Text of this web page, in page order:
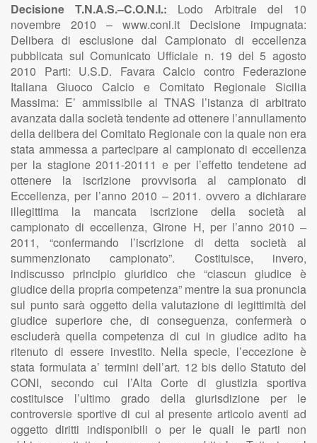
Decisione T.N.A.S.–C.O.N.I.: Lodo Arbitrale del 10
novembre 2010 – www.coni.it Decisione impugnata:
Delibera di esclusione dal Campionato di eccellenza
pubblicata sul Comunicato Ufficiale n. 19 del 5 agosto
2010 Parti: U.S.D. Favara Calcio contro Federazione
Italiana Giuoco Calcio e Comitato Regionale Sicilia
Massima: E’ ammissibile al TNAS l’istanza di arbitrato
avanzata dalla società tendente ad ottenere l’annullamento
della delibera del Comitato Regionale con la quale non era
stata ammessa a partecipare al campionato di eccellenza
per la stagione 2011-20111 e per l’effetto tendetene ad
ottenere la iscrizione provvisoria al campionato di
Eccellenza, per l’anno 2010 – 2011. ovvero a dichiarare
illegittima la mancata iscrizione della società al
campionato di eccellenza, Girone H, per l’anno 2010 –
2011, “confermando l’iscrizione di detta società al
summenzionato campionato”. Costituisce, invero,
indiscusso principio giuridico che “ciascun giudice è
giudice della propria competenza” mentre la sua pronuncia
sul punto sarà oggetto della valutazione di legittimità del
giudice superiore che, di conseguenza, confermerà o
escluderà quella competenza di cui in giudice adito ha
ritenuto di essere investito. Nella specie, l’eccezione è
stata formulata a’ termini dell’art. 12 bis dello Statuto del
CONI, secondo cui l’Alta Corte di giustizia sportiva
costituisce l’ultimo grado della giurisdizione per le
controversie sportive di cui al presente articolo aventi ad
oggetto diritti indisponibili o per le quali le parti non